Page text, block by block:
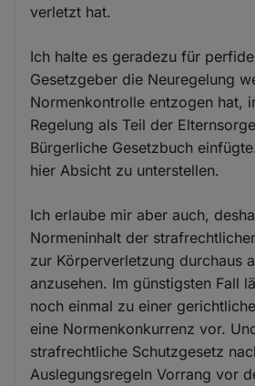
verletzt hat.
Ich halte es geradezu für
Gesetzgeber die Neuregelung
Normenkontrolle entzogen hat,
Regelung als Teil der
Bürgerliche Gesetzbuch
hier Absicht zu unterstellen.
Ich erlaube mir aber auch,
Normeninhalt der
zur Körperverletzung durchaus
anzusehen. Im günstigsten Fall
noch einmal zu einer
eine Normenkonkurrenz vor.
strafrechtliche Schutzgesetz
Auslegungsregeln Vorrang vor